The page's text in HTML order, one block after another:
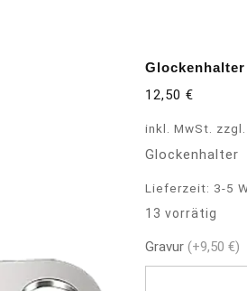
12,50€
inkl. MwSt.
Glockenhalter
Lieferzeit: 3-5
13 vorrätig
Gravur (+9,50 €)